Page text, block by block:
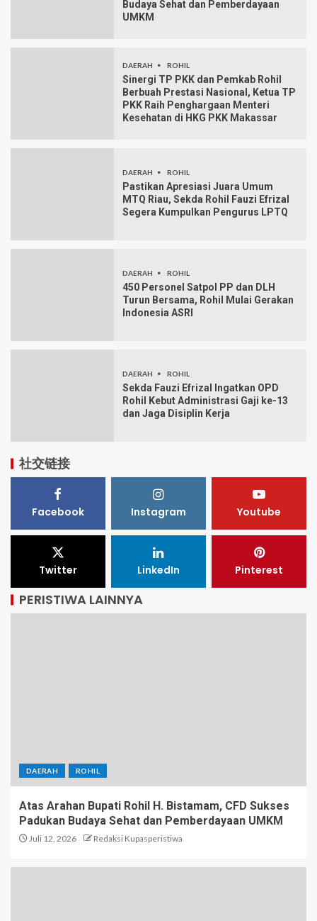
Budaya Sehat dan Pemberdayaan
UMKM
DAERAH ROHIL
Sinergi TP PKK dan Pemkab Rohil
Berbuah Prestasi Nasional, Ketua TP
PKK Raih Penghargaan Menteri
Kesehatan di HKG PKK Makassar
DAERAH ROHIL
Pastikan Apresiasi Juara Umum
MTQ Riau, Sekda Rohil Fauzi Efrizal
Segera Kumpulkan Pengurus LPTQ
DAERAH ROHIL
450 Personel Satpol PP dan DLH
Turun Bersama, Rohil Mulai Gerakan
Indonesia ASRI
DAERAH ROHIL
Sekda Fauzi Efrizal Ingatkan OPD
Rohil Kebut Administrasi Gaji ke-13
dan Jaga Disiplin Kerja
社交链接
Facebook Instagram Youtube
Twitter LinkedIn Pinterest
PERISTIWA LAINNYA
DAERAH ROHIL
Atas Arahan Bupati Rohil H. Bistamam, CFD Sukses
Padukan Budaya Sehat dan Pemberdayaan UMKM
Juli 12, 2026 Redaksi Kupasperistiwa